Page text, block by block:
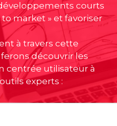
courts
market » et favoriser
à travers cette
découvrir les
centrée utilisateur à
experts :